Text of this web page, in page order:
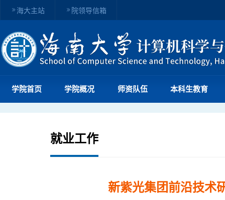
海大主站 院领导信箱
学院首页 学院概况 师资队伍 本科生教育
就业工作
新紫光集团前沿技术